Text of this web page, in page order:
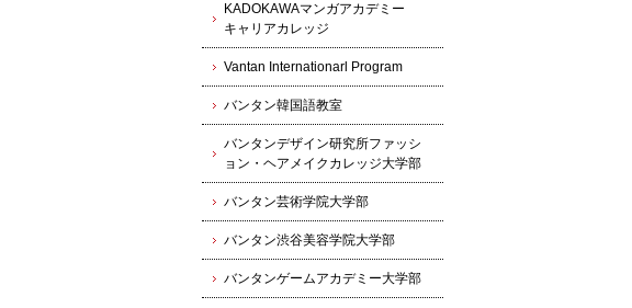
KADOKAWAマンガアカデミー
キャリアカレッジ
Vantan Internationarl Program
バンタン韓国語教室
バンタンデザイン研究所ファッシ
ョン・ヘアメイクカレッジ大学部
バンタン芸術学院大学部
バンタン渋谷美容学院大学部
バンタンゲームアカデミー大学部